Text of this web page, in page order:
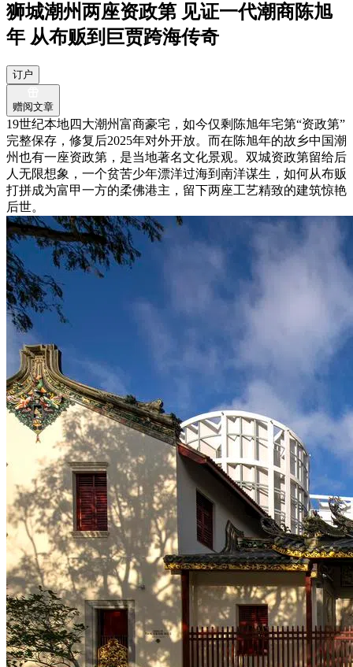
狮城潮州两座资政第 见证一代潮商陈旭
年 从布贩到巨贾跨海传奇
订户
赠阅文章
19世纪本地四大潮州富商豪宅，如今仅剩陈旭年宅第“资政第”
完整保存，修复后2025年对外开放。而在陈旭年的故乡中国潮
州也有一座资政第，是当地著名文化景观。双城资政第留给后
人无限想象，一个贫苦少年漂洋过海到南洋谋生，如何从布贩
打拼成为富甲一方的柔佛港主，留下两座工艺精致的建筑惊艳
后世。